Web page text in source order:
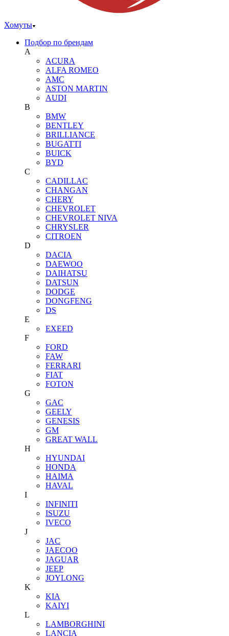
Хомуты
Подбор по брендам
A
ACURA
ALFA ROMEO
AMC
ASTON MARTIN
AUDI
B
BMW
BENTLEY
BRILLIANCE
BUGATTI
BUICK
BYD
C
CADILLAC
CHANGAN
CHERY
CHEVROLET
CHEVROLET NIVA
CHRYSLER
CITROEN
D
DACIA
DAEWOO
DAIHATSU
DATSUN
DODGE
DONGFENG
DS
E
EXEED
F
FORD
FAW
FERRARI
FIAT
FOTON
G
GAC
GEELY
GENESIS
GM
GREAT WALL
H
HYUNDAI
HONDA
HAIMA
HAVAL
I
INFINITI
ISUZU
IVECO
J
JAC
JAECOO
JAGUAR
JEEP
JOYLONG
K
KIA
KAIYI
L
LAMBORGHINI
LANCIA